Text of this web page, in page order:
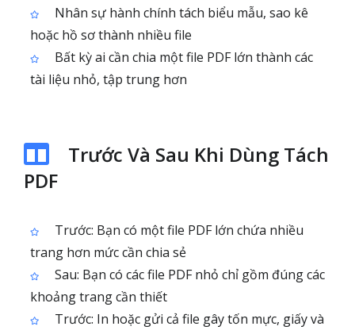
Nhân sự hành chính tách biểu mẫu, sao kê
hoặc hồ sơ thành nhiều file
Bất kỳ ai cần chia một file PDF lớn thành các
tài liệu nhỏ, tập trung hơn
Trước Và Sau Khi Dùng Tách
PDF
Trước: Bạn có một file PDF lớn chứa nhiều
trang hơn mức cần chia sẻ
Sau: Bạn có các file PDF nhỏ chỉ gồm đúng các
khoảng trang cần thiết
Trước: In hoặc gửi cả file gây tốn mực, giấy và